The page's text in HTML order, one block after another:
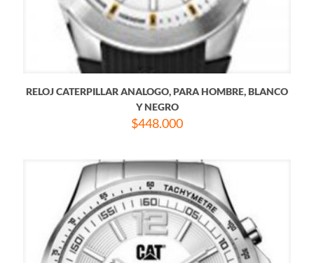
RELOJ CATERPILLAR ANALOGO, PARA HOMBRE, BLANCO
Y NEGRO
$448.000